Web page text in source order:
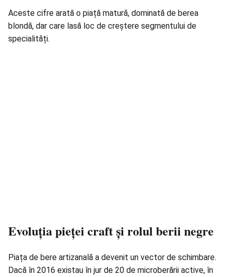
Aceste cifre arată o piață matură, dominată de berea
blondă, dar care lasă loc de creștere segmentului de
specialități.
Evoluția pieței craft și rolul berii negre
Piața de bere artizanală a devenit un vector de schimbare.
Dacă în 2016 existau în jur de 20 de microberării active, în